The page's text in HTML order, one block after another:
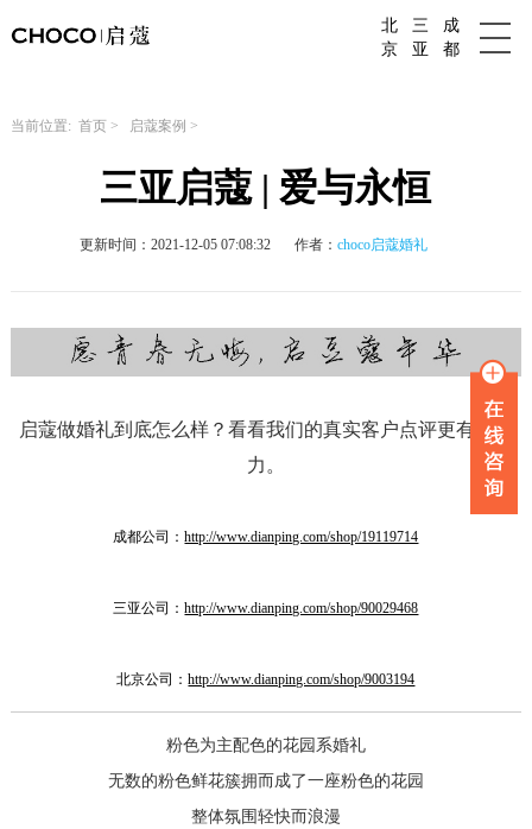
北
京
三
亚
成
都
当前位置: 首页> 启蔻案例 >
三亚启蔻 | 爱与永恒
更新时间：2021-12-05 07:08:32 作者：choco启蔻婚礼
启蔻做婚礼到底怎么样？看看我们的真实客户点评更有说服
力。
成都公司：http://www.dianping.com/shop/19119714
三亚公司：http://www.dianping.com/shop/90029468
北京公司：http://www.dianping.com/shop/9003194
粉色为主配色的花园系婚礼
无数的粉色鲜花簇拥而成了一座粉色的花园
整体氛围轻快而浪漫